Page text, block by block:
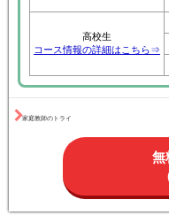
高校生
コース情報の詳細はこちら⇒
家庭教師のトライ
無